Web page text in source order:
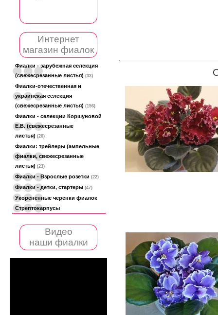
Интернет
магазин фиалок
Фиалки - зарубежная селекция
(свежесрезанные листья) (33)
Фиалки-отечественная и
украинская селекция
(свежесрезанные листья) (156)
Фиалки - селекции Коршуновой
Е.В. (свежесрезанные
листья) (20)
Фиалки: трейлеры (ампельные
фиалки, свежесрезанные
листья) (23)
Фиалки - Взрослые розетки (22)
Фиалки - детки, стартеры (47)
Укорененные черенки фиалок
Стрептокарпусы
Видео
наши фиалки